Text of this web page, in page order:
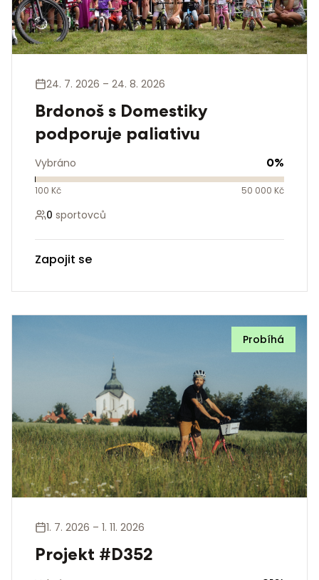
24. 7. 2026 – 24. 8. 2026
Brdonoš s Domestiky
podporuje paliativu
Vybráno 0%
100 Kč 50 000 Kč
0 sportovců
Zapojit se
Probíhá
1. 7. 2026 – 1. 11. 2026
Projekt #D352